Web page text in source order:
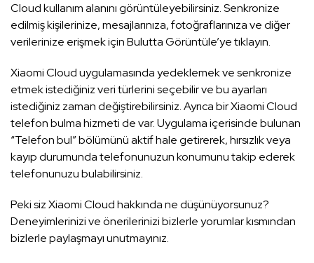
Cloud kullanım alanını görüntüleyebilirsiniz. Senkronize
edilmiş kişilerinize, mesajlarınıza, fotoğraflarınıza ve diğer
verilerinize erişmek için Bulutta Görüntüle’ye tıklayın.
Xiaomi Cloud uygulamasında yedeklemek ve senkronize
etmek istediğiniz veri türlerini seçebilir ve bu ayarları
istediğiniz zaman değiştirebilirsiniz. Ayrıca bir Xiaomi Cloud
telefon bulma hizmeti de var. Uygulama içerisinde bulunan
“Telefon bul” bölümünü aktif hale getirerek, hırsızlık veya
kayıp durumunda telefonunuzun konumunu takip ederek
telefonunuzu bulabilirsiniz.
Peki siz Xiaomi Cloud hakkında ne düşünüyorsunuz?
Deneyimlerinizi ve önerilerinizi bizlerle yorumlar kısmından
bizlerle paylaşmayı unutmayınız.